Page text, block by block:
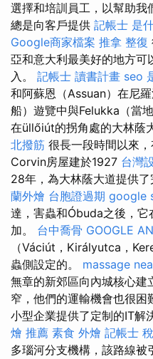
選擇和培訓員工，以幫助我
總是向客戶提供 記帳士 是
Google商家檔案 推拿 整復
亞和意大利最美好的地方可
入。 記帳士 讀書計畫 seo
和阿蘇恩（Assuan）在尼
船）遊覽中與Felukka（當
在üllőiút的拐角處的大林蔭
北撥筋 很長一段時間以來
Corvin房屋建於1927 台灣
28年，為大林蔭大道提供了
蘭外燴 台胞證過期 google
達，害蟲和Óbuda之後，
加。 台中喬骨 GOOGLE
（Váciút，Királyutca，
蟲側設定的。 massage
無章的新郊區向內城核心建
窄，他們的運輸機會也很困
小型企業提供了定制的IT解
燴 推薦 素食 外燴 記帳士
多瑙河分支機構，該路線